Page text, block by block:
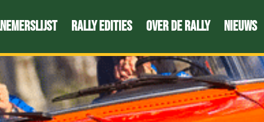
Rally edities Over de Rally Nieuws